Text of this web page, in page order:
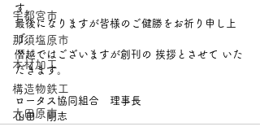
宇都宮市
那須塩原市
木材加工
構造物鉄工
大田原市
す。
最後になりますが皆様のご健勝をお祈り申し上
げ、
僭越ではございますが創刊の 挨拶とさせて いた
だきます。
ロータス協同組合　理事長
山田　剛志